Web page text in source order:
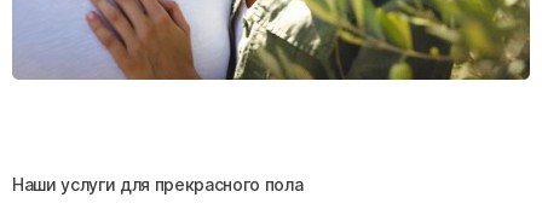
Наши услуги для прекрасного пола